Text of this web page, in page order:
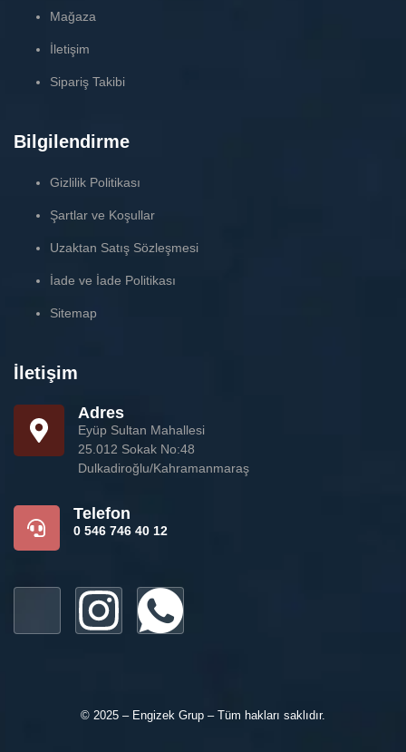
Mağaza
İletişim
Sipariş Takibi
Bilgilendirme
Gizlilik Politikası
Şartlar ve Koşullar
Uzaktan Satış Sözleşmesi
İade ve İade Politikası
Sitemap
İletişim
Adres
Eyüp Sultan Mahallesi
25.012 Sokak No:48
Dulkadiroğlu/Kahramanmaraş
Telefon
0 546 746 40 12
© 2025 – Engizek Grup – Tüm hakları saklıdır.